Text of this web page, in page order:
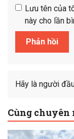
Lưu tên của
này cho lần
Hãy là người
Cùng chuyên